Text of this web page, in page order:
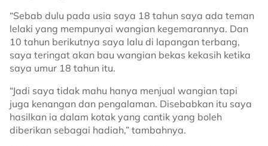
“Sebab dulu pada usia saya 18 tahun saya ada teman
lelaki yang mempunyai wangian kegemarannya. Dan
10 tahun berikutnya saya lalu di lapangan terbang,
saya teringat akan bau wangian bekas kekasih ketika
saya umur 18 tahun itu.
“Jadi saya tidak mahu hanya menjual wangian tapi
juga kenangan dan pengalaman. Disebabkan itu saya
hasilkan ia dalam kotak yang cantik yang boleh
diberikan sebagai hadiah,” tambahnya.